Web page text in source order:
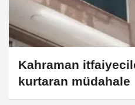
Kahraman
kurtaran müdahale